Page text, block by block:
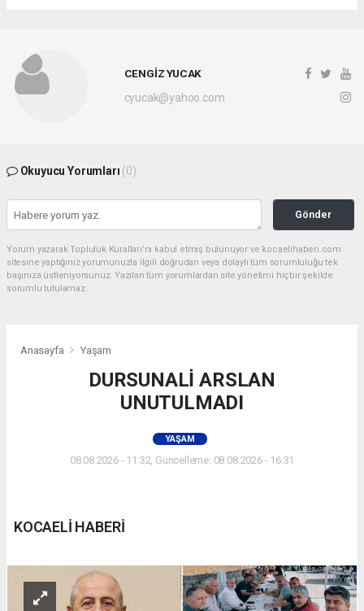
CENGİZ YUCAK
cyucak@yahoo.com
Okuyucu Yorumları (0)
Gönder
Yorum yazarak Topluluk Kuralları’nı kabul etmiş bulunuyor ve kocaelihaberi.com
sitesine yaptığınız yorumunuzla ilgili doğrudan veya dolaylı tüm sorumluluğu tek
başınıza üstleniyorsunuz. Yazılan tüm yorumlardan site yönetimi hiçbir şekilde
sorumlu tutulamaz.
Anasayfa Yaşam
DURSUNALİ ARSLAN
UNUTULMADI
YAŞAM
08.08.2026 - 11:32, Güncelleme: 08.08.2026 - 16:31
KOCAELİ HABERİ